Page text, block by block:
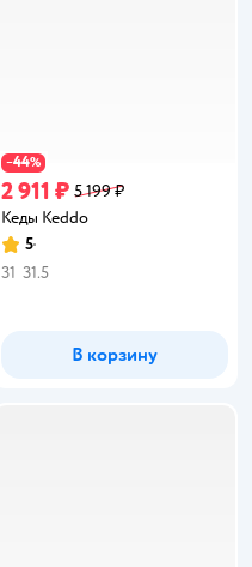
−44%
2 911 ₽ 5 199 ₽
Кеды Keddo
Рейтинг:
5
31 31.5
В корзину